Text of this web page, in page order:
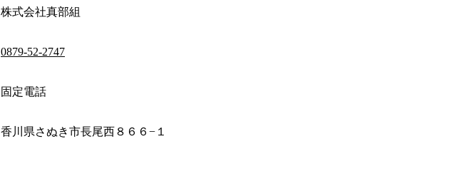
株式会社真部組
0879-52-2747
固定電話
香川県さぬき市長尾西８６６−１